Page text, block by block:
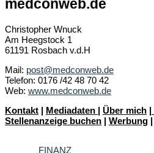
medconweb.de
Christopher Wnuck
Am Heegstock 1
61191 Rosbach v.d.H
Mail: post@medconweb.de
Telefon: 0176 /42 48 70 42
Web: www.medconweb.de
Kontakt | Mediadaten | Über mich |
Stellenanzeige buchen | Werbung |
FINANZ